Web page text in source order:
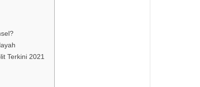
Terkini 2021